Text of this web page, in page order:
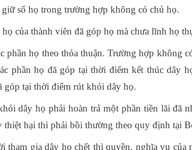
sổ họ trong trường hợp không có chủ họ.
của thành viên đã góp họ mà chưa lĩnh họ
phần họ theo thỏa thuận. Trường hợp không
phần họ đã góp tại thời điểm kết thúc dây
góp tại thời điểm rút khỏi dây họ.
dây họ phải hoàn trả một phần tiền lãi đã
thiệt hại thì phải bồi thường theo quy định tại
tham gia dây họ chết thì quyền, nghĩa vụ của